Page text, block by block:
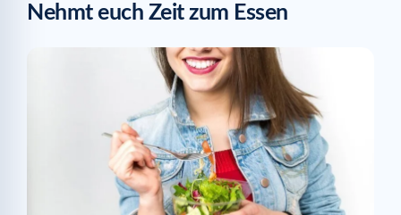
Nehmt euch Zeit zum Essen